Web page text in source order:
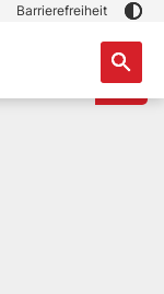
Barrierefreiheit